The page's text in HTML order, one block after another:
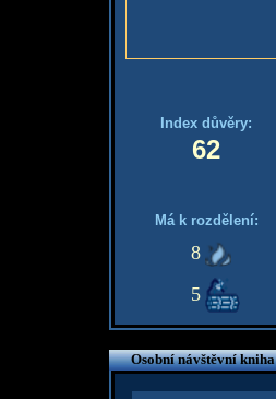
Index důvěry:
62
Má k rozdělení:
8
5
Osobní návštěvní kniha